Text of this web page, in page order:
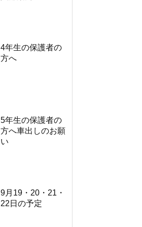
4年生の保護者の
方へ
5年生の保護者の
方へ車出しのお願
い
9月19・20・21・
22日の予定